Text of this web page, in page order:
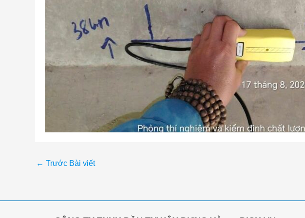
← Trước Bài viết